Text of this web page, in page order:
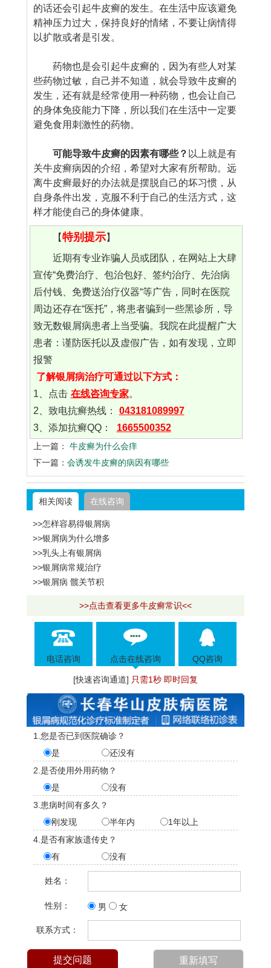
的话还会引起牛皮癣的发生。在生活中应该避免
精神压力过大，保持良好的情绪，不要让病情得
以扩散或者是引发。
药物也是会引起牛皮癣的，因为有些人对某
些药物过敏，自己并不知道，就会导致牛皮癣的
发生，还有就是经常使用一种药物，也会让自己
的身体免疫能力下降，所以我们在生活中一定要
避免食用刺激性的药物。
可能导致牛皮癣的因素有哪些？ 以上就是有
关牛皮癣病因的介绍，希望对大家有所帮助。远
离牛皮癣最好的办法就是摆脱自己的坏习惯，从
自身条件出发，克服不利于自己的生活方式，这
样才能使自己的身体健康。
【特别提示】
近期有专业诈骗人员或团队，在网站上大肆
宣传“免费治疗、包治包好、签约治疗、先治病
后付钱、免费送治疗仪器“等广告，同时在医院
周边还存在“医托”，将患者骗到一些黑诊所，导
致无数银屑病患者上当受骗。我院在此提醒广大
患者：谨防医托以及虚假广告，如有发现，立即
报警
了解银屑病治疗可通过以下方式：
1、点击 在线咨询专家。
2、致电抗癣热线：
043181089997
3、添加抗癣QQ：
1665500352
上一篇：
牛皮癣为什么会痒
下一篇： 会诱发牛皮癣的病因有哪些
相关阅读 在线咨询
>>怎样容易得银屑病
>>银屑病为什么增多
>>乳头上有银屑病
>>银屑病常规治疗
>>银屑病 髋关节积
>>点击查看更多牛皮癣常识<<
电话咨询 点击在线咨询 QQ咨询
[快速咨询通道] 只需1秒 即时回复
1.您是否已到医院确诊？
是
还没有
2.是否使用外用药物？
是
没有
3.患病时间有多久？
刚发现
半年内
1年以上
4.是否有家族遗传史？
有
没有
姓名：
性别： 男 女
联系方式：